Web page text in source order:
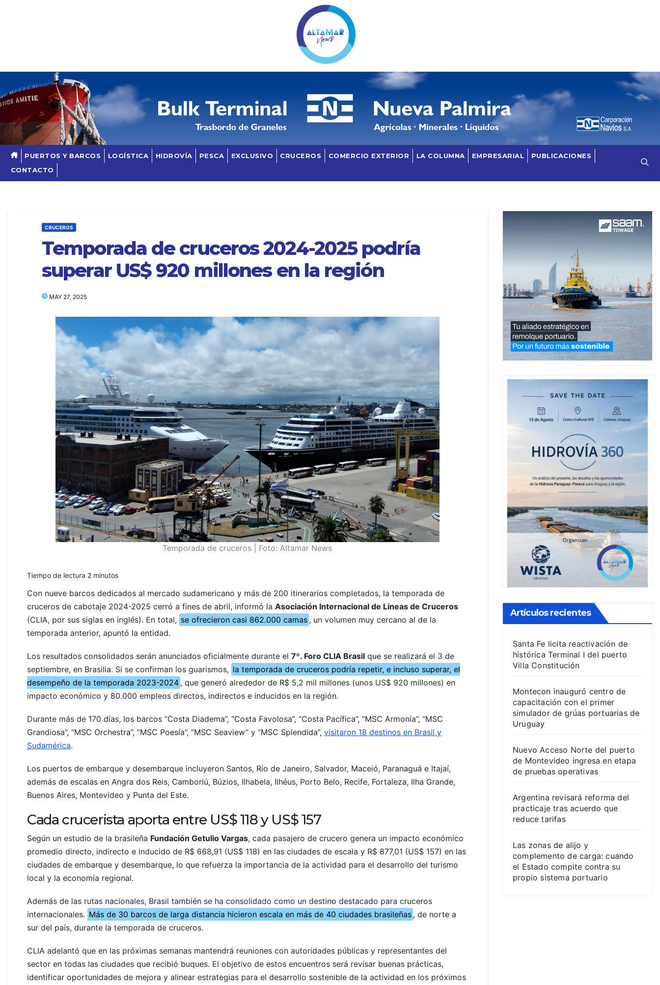
PUERTOS Y BARCOS LOGÍSTICA HIDROVÍA PESCA EXCLUSIVO CRUCEROS COMERCIO EXTERIOR LA COLUMNA EMPRESARIAL
PUBLICACIONES
CONTACTO
CRUCEROS
Temporada de cruceros 2024-2025 podría
superar US$ 920 millones en la región
MAY 27, 2025
Temporada de cruceros | Foto: Altamar News
Tiempo de lectura 2 minutos
Con nueve barcos dedicados al mercado sudamericano y más de 200 itinerarios completados, la temporada de
cruceros de cabotaje 2024-2025 cerró a fines de abril, informó la Asociación Internacional de Líneas de Cruceros
(CLIA, por sus siglas en inglés). En total, se ofrecieron casi 862.000 camas , un volumen muy cercano al de la
temporada anterior, apuntó la entidad.
Los resultados consolidados serán anunciados oficialmente durante el 7º. Foro CLIA Brasil que se realizará el 3 de
septiembre, en Brasilia. Si se confirman los guarismos, la temporada de cruceros podría repetir, e incluso superar, el
desempeño de la temporada 2023-2024 , que generó alrededor de R$ 5,2 mil millones (unos US$ 920 millones) en
impacto económico y 80.000 empleos directos, indirectos e inducidos en la región.
Durante más de 170 días, los barcos “Costa Diadema”, “Costa Favolosa”, “Costa Pacífica”, “MSC Armonía”, “MSC
Grandiosa”, “MSC Orchestra”, “MSC Poesía”, “MSC Seaview” y “MSC Splendida”, visitaron 18 destinos en Brasil y
Sudamérica.
Los puertos de embarque y desembarque incluyeron Santos, Río de Janeiro, Salvador, Maceió, Paranaguá e Itajaí,
además de escalas en Angra dos Reis, Camboriú, Búzios, Ilhabela, Ilhéus, Porto Belo, Recife, Fortaleza, Ilha Grande,
Buenos Aires, Montevideo y Punta del Este.
Cada crucerista aporta entre US$ 118 y US$ 157
Según un estudio de la brasileña Fundación Getulio Vargas, cada pasajero de crucero genera un impacto económico
promedio directo, indirecto e inducido de R$ 668,91 (US$ 118) en las ciudades de escala y R$ 877,01 (US$ 157) en las
ciudades de embarque y desembarque, lo que refuerza la importancia de la actividad para el desarrollo del turismo
local y la economía regional.
Además de las rutas nacionales, Brasil también se ha consolidado como un destino destacado para cruceros
internacionales. Más de 30 barcos de larga distancia hicieron escala en más de 40 ciudades brasileñas , de norte a
sur del país, durante la temporada de cruceros.
CLIA adelantó que en las próximas semanas mantendrá reuniones con autoridades públicas y representantes del
sector en todas las ciudades que recibió buques. El objetivo de estos encuentros será revisar buenas prácticas,
identificar oportunidades de mejora y alinear estrategias para el desarrollo sostenible de la actividad en los próximos
Artículos recientes
Santa Fe licita reactivación de
histórica Terminal I del puerto
Villa Constitución
Montecon inauguró centro de
capacitación con el primer
simulador de grúas portuarias de
Uruguay
Nuevo Acceso Norte del puerto
de Montevideo ingresa en etapa
de pruebas operativas
Argentina revisará reforma del
practicaje tras acuerdo que
reduce tarifas
Las zonas de alijo y
complemento de carga: cuando
el Estado compite contra su
propio sistema portuario